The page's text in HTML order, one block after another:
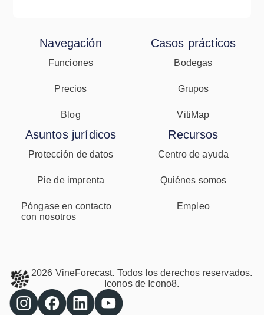
Navegación
Funciones
Precios
Blog
Casos prácticos
Bodegas
Grupos
VitiMap
Asuntos jurídicos
Protección de datos
Pie de imprenta
Póngase en contacto
con nosotros
Recursos
Centro de ayuda
Quiénes somos
Empleo
2026 VineForecast. Todos los derechos reservados.
Iconos de Icono8.